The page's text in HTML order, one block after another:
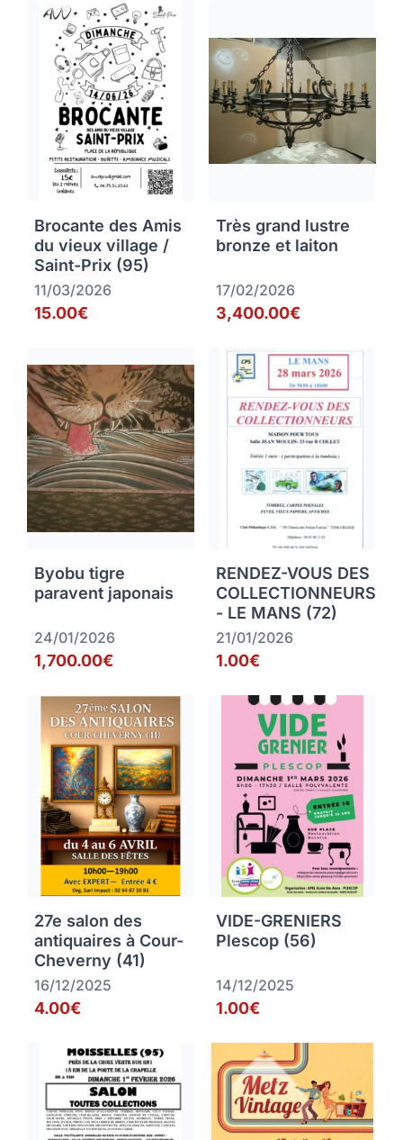
Brocante des Amis
du vieux village /
Saint-Prix (95)
11/03/2026
15.00€
Très grand lustre
bronze et laiton
17/02/2026
3,400.00€
Byobu tigre
paravent japonais
24/01/2026
1,700.00€
RENDEZ-VOUS DES
COLLECTIONNEURS
- LE MANS (72)
21/01/2026
1.00€
27e salon des
antiquaires à Cour-
Cheverny (41)
16/12/2025
4.00€
VIDE-GRENIERS
Plescop (56)
14/12/2025
1.00€